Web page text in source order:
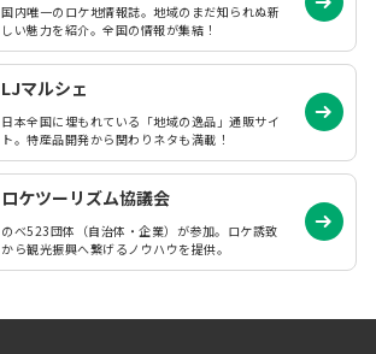
国内唯一のロケ地情報誌。地域のまだ知られぬ新
しい魅力を紹介。全国の情報が集結！
LJマルシェ
日本全国に埋もれている「地域の逸品」通販サイ
ト。特産品開発から関わりネタも満載！
ロケツーリズム協議会
のべ523団体（自治体・企業）が参加。ロケ誘致
から観光振興へ繋げるノウハウを提供。